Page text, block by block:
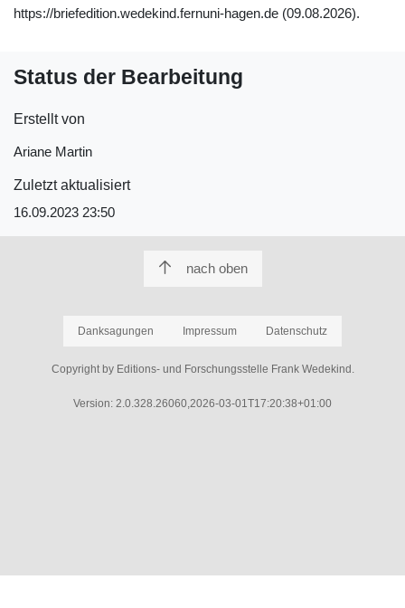
https://briefedition.wedekind.fernuni-hagen.de (09.08.2026).
Status der Bearbeitung
Erstellt von
Ariane Martin
Zuletzt aktualisiert
16.09.2023 23:50
nach oben
Danksagungen Impressum Datenschutz
Copyright by Editions- und Forschungsstelle Frank Wedekind.
Version: 2.0.328.26060,2026-03-01T17:20:38+01:00